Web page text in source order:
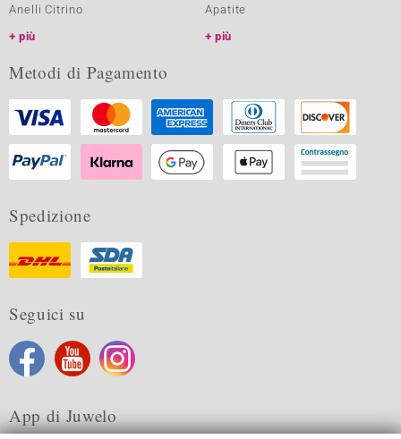
Anelli Citrino
più
Apatite
più
Metodi di Pagamento
Spedizione
Seguici su
App di Juwelo